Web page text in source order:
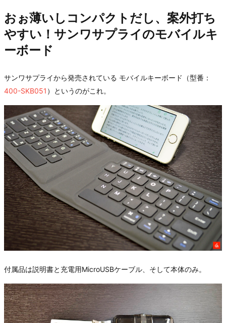
おぉ薄いしコンパクトだし、案外打ち
やすい！サンワサプライのモバイルキ
ーボード
サンワサプライから発売されている モバイルキーボード（型番：
400-SKB051 ）というのがこれ。
付属品は説明書と充電用MicroUSBケーブル、そして本体のみ。